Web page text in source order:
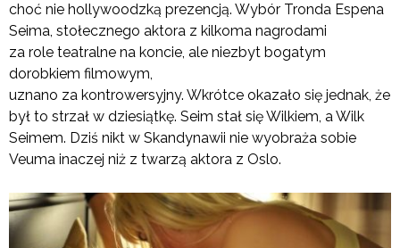
choć nie hollywoodzką prezencją. Wybór Tronda Espena
Seima, stołecznego aktora z kilkoma nagrodami
za role teatralne na koncie, ale niezbyt bogatym
dorobkiem filmowym,
uznano za kontrowersyjny. Wkrótce okazało się jednak, że
był to strzał w dziesiątkę. Seim stał się Wilkiem, a Wilk
Seimem. Dziś nikt w Skandynawii nie wyobraża sobie
Veuma inaczej niż z twarzą aktora z Oslo.